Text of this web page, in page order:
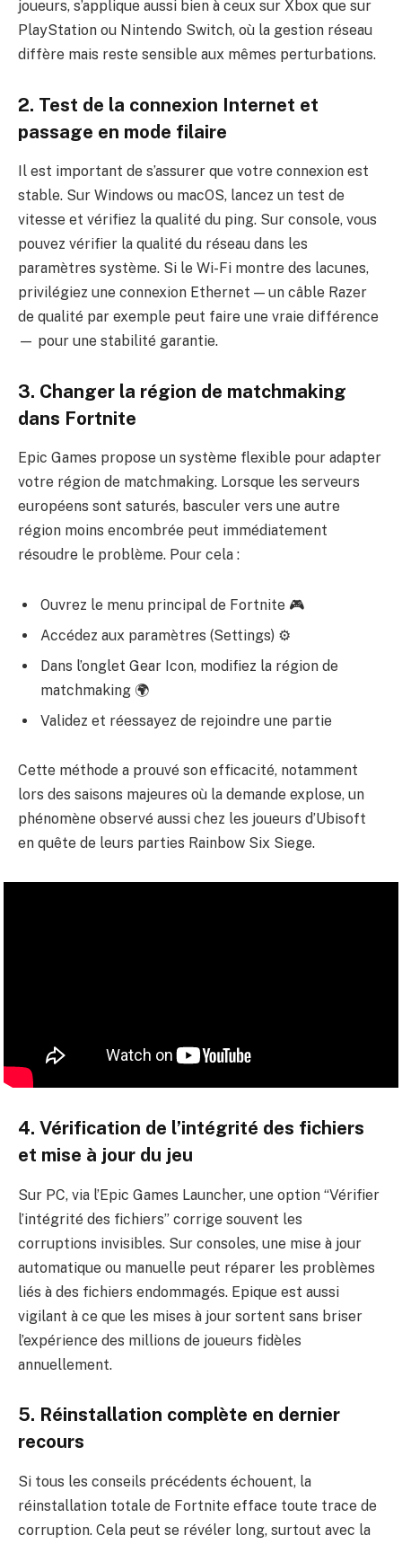
joueurs, s’applique aussi bien à ceux sur Xbox que sur
PlayStation ou Nintendo Switch, où la gestion réseau
diffère mais reste sensible aux mêmes perturbations.
2. Test de la connexion Internet et
passage en mode filaire
Il est important de s’assurer que votre connexion est
stable. Sur Windows ou macOS, lancez un test de
vitesse et vérifiez la qualité du ping. Sur console, vous
pouvez vérifier la qualité du réseau dans les
paramètres système. Si le Wi-Fi montre des lacunes,
privilégiez une connexion Ethernet — un câble Razer
de qualité par exemple peut faire une vraie différence
— pour une stabilité garantie.
3. Changer la région de matchmaking
dans Fortnite
Epic Games propose un système flexible pour adapter
votre région de matchmaking. Lorsque les serveurs
européens sont saturés, basculer vers une autre
région moins encombrée peut immédiatement
résoudre le problème. Pour cela :
Ouvrez le menu principal de Fortnite 🎮
Accédez aux paramètres (Settings) ⚙️
Dans l’onglet Gear Icon, modifiez la région de
matchmaking 🌍
Validez et réessayez de rejoindre une partie
Cette méthode a prouvé son efficacité, notamment
lors des saisons majeures où la demande explose, un
phénomène observé aussi chez les joueurs d’Ubisoft
en quête de leurs parties Rainbow Six Siege.
4. Vérification de l’intégrité des fichiers
et mise à jour du jeu
Sur PC, via l’Epic Games Launcher, une option “Vérifier
l’intégrité des fichiers” corrige souvent les
corruptions invisibles. Sur consoles, une mise à jour
automatique ou manuelle peut réparer les problèmes
liés à des fichiers endommagés. Epique est aussi
vigilant à ce que les mises à jour sortent sans briser
l’expérience des millions de joueurs fidèles
annuellement.
5. Réinstallation complète en dernier
recours
Si tous les conseils précédents échouent, la
réinstallation totale de Fortnite efface toute trace de
corruption. Cela peut se révéler long, surtout avec la